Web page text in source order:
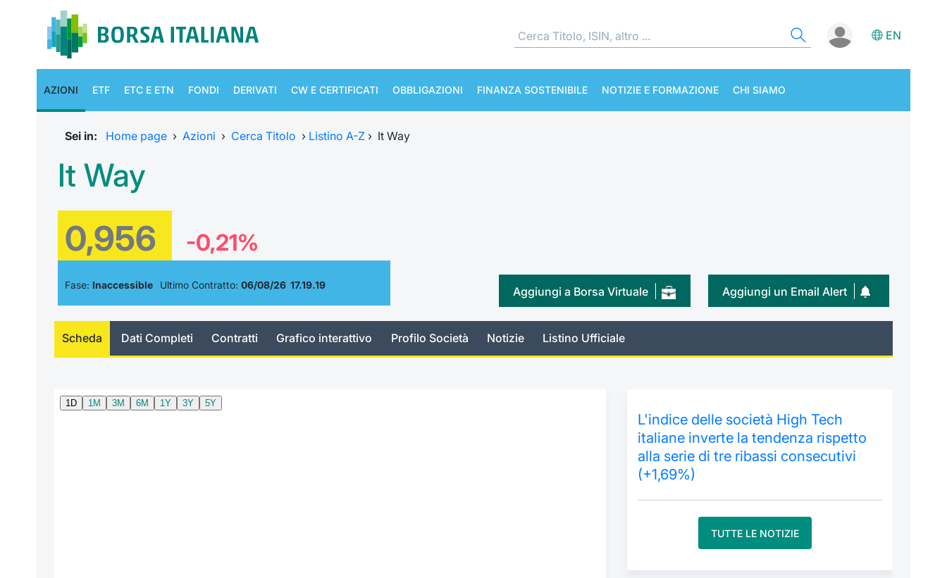
EN
AZIONI ETF ETC E ETN FONDI DERIVATI CW E CERTIFICATI OBBLIGAZIONI FINANZA SOSTENIBILE NOTIZIE E FORMAZIONE CHI SIAMO
Sei in: Home page › Azioni › Cerca Titolo › Listino A-Z › It Way
It Way
0,956 -0,21%
Fase: Inaccessible Ultimo Contratto: 06/08/26 17.19.19 Aggiungi un Email Alert
Aggiungi a Borsa Virtuale
Scheda Dati Completi Contratti Grafico interattivo Profilo Società Notizie Listino Ufficiale
L'indice delle società High Tech
italiane inverte la tendenza rispetto
alla serie di tre ribassi consecutivi
(+1,69%)
TUTTE LE NOTIZIE